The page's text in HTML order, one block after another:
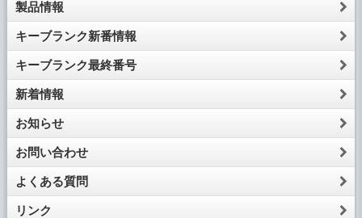
製品情報
キーブランク新番情報
キーブランク最終番号
新着情報
お知らせ
お問い合わせ
よくある質問
リンク